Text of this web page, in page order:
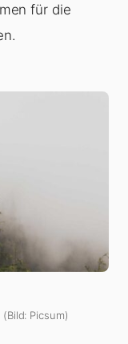
für die
Picsum)